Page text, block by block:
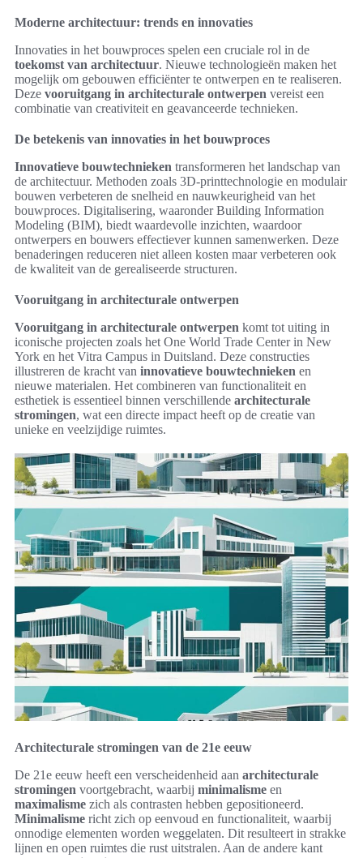
Moderne architectuur: trends en innovaties
Innovaties in het bouwproces spelen een cruciale rol in de
toekomst van architectuur. Nieuwe technologieën maken het
mogelijk om gebouwen efficiënter te ontwerpen en te realiseren.
Deze vooruitgang in architecturale ontwerpen vereist een
combinatie van creativiteit en geavanceerde technieken.
De betekenis van innovaties in het bouwproces
Innovatieve bouwtechnieken transformeren het landschap van
de architectuur. Methoden zoals 3D-printtechnologie en modulair
bouwen verbeteren de snelheid en nauwkeurigheid van het
bouwproces. Digitalisering, waaronder Building Information
Modeling (BIM), biedt waardevolle inzichten, waardoor
ontwerpers en bouwers effectiever kunnen samenwerken. Deze
benaderingen reduceren niet alleen kosten maar verbeteren ook
de kwaliteit van de gerealiseerde structuren.
Vooruitgang in architecturale ontwerpen
Vooruitgang in architecturale ontwerpen komt tot uiting in
iconische projecten zoals het One World Trade Center in New
York en het Vitra Campus in Duitsland. Deze constructies
illustreren de kracht van innovatieve bouwtechnieken en
nieuwe materialen. Het combineren van functionaliteit en
esthetiek is essentieel binnen verschillende architecturale
stromingen, wat een directe impact heeft op de creatie van
unieke en veelzijdige ruimtes.
Architecturale stromingen van de 21e eeuw
De 21e eeuw heeft een verscheidenheid aan architecturale
stromingen voortgebracht, waarbij minimalisme en
maximalisme zich als contrasten hebben gepositioneerd.
Minimalisme richt zich op eenvoud en functionaliteit, waarbij
onnodige elementen worden weggelaten. Dit resulteert in strakke
lijnen en open ruimtes die rust uitstralen. Aan de andere kant